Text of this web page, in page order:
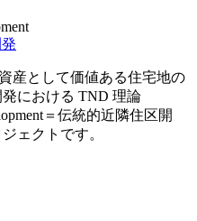
産として価値ある住宅地の
における TND 理論
＝伝統的近隣住区開
ェクトです。